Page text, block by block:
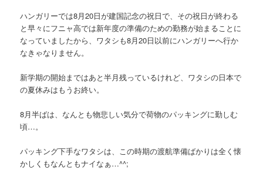
ハンガリーでは8月20日が建国記念の祝日で、その祝日が終わる
と早々にフニャ高では新年度の準備のための勤務が始まることに
なっていましたから、ワタシも8月20日以前にハンガリーへ行か
なきゃなりません。
新学期の開始まではあと半月残っているけれど、ワタシの日本で
の夏休みはもうお終い。
8月半ばは、なんとも物悲しい気分で荷物のパッキングに勤しむ
頃…。
パッキング下手なワタシは、この時期の渡航準備ばかりは全く懐
かしくもなんともナイなぁ…^^;